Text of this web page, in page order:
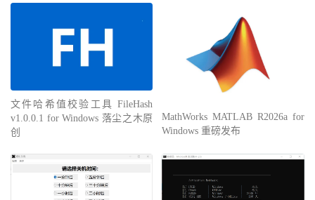
文件哈希值校验工具 FileHash
v1.0.0.1 for Windows 落尘之木原
创
MathWorks MATLAB R2026a for
Windows 重磅发布